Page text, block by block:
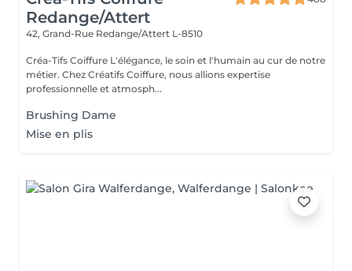
Redange/Attert
42, Grand-Rue Redange/Attert L-8510
Créa-Tifs Coiffure L'élégance, le soin et l'humain au cur de notre
métier. Chez Créatifs Coiffure, nous allions expertise
professionnelle et atmosph...
Brushing Dame
Mise en plis